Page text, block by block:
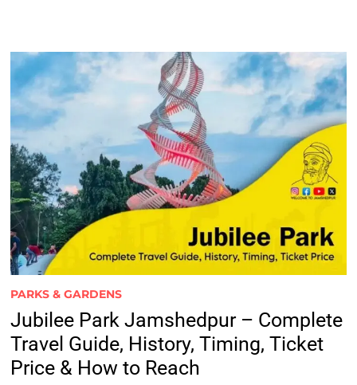
PARKS & GARDENS
Jubilee Park Jamshedpur – Complete
Travel Guide, History, Timing, Ticket
Price & How to Reach